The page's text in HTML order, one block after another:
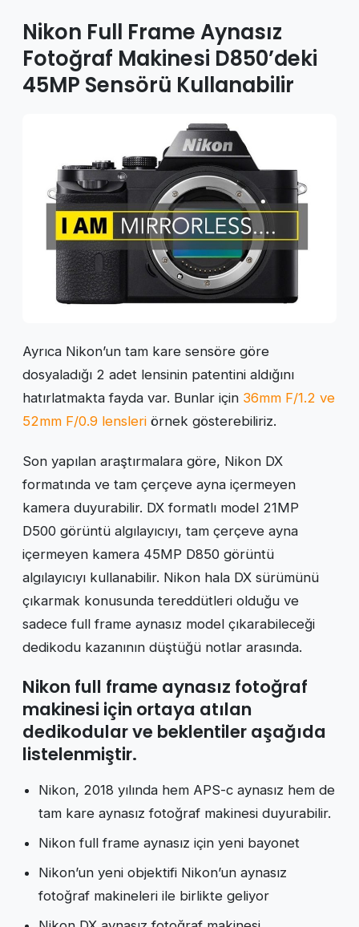
Nikon Full Frame Aynasız
Fotoğraf Makinesi D850’deki
45MP Sensörü Kullanabilir
Ayrıca Nikon’un tam kare sensöre göre
dosyaladığı 2 adet lensinin patentini aldığını
hatırlatmakta fayda var. Bunlar için 36mm F/1.2 ve
52mm F/0.9 lensleri örnek gösterebiliriz.
Son yapılan araştırmalara göre, Nikon DX
formatında ve tam çerçeve ayna içermeyen
kamera duyurabilir. DX formatlı model 21MP
D500 görüntü algılayıcıyı, tam çerçeve ayna
içermeyen kamera 45MP D850 görüntü
algılayıcıyı kullanabilir. Nikon hala DX sürümünü
çıkarmak konusunda tereddütleri olduğu ve
sadece full frame aynasız model çıkarabileceği
dedikodu kazanının düştüğü notlar arasında.
Nikon full frame aynasız fotoğraf
makinesi için ortaya atılan
dedikodular ve beklentiler aşağıda
listelenmiştir.
Nikon, 2018 yılında hem APS-c aynasız hem de
tam kare aynasız fotoğraf makinesi duyurabilir.
Nikon full frame aynasız için yeni bayonet
Nikon’un yeni objektifi Nikon’un aynasız
fotoğraf makineleri ile birlikte geliyor